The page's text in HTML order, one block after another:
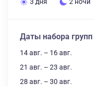
Даты набора групп
14 авг. – 16 авг.
21 авг. – 23 авг.
28 авг. – 30 авг.